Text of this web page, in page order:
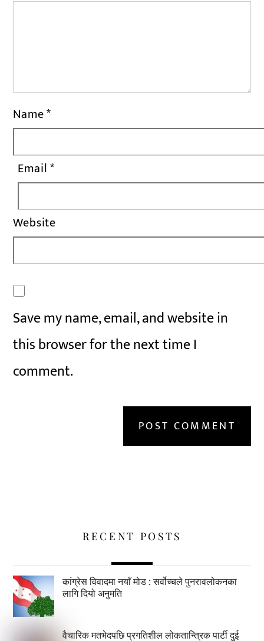
Name*
Email*
Website
Save my name, email, and website in
this browser for the next time I
comment.
RECENT POSTS
कांग्रेस विवादमा नयाँ मोड : सर्वोच्चले पुनरावलोकनका
लागि दियो अनुमति
वैचारिक मतभेदपछि प्रगतिशील लोकतान्त्रिक पार्टी दुई